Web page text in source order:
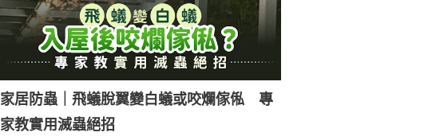
家居防蟲｜飛蟻脫翼變白蟻或咬爛傢俬 專
家教實用滅蟲絕招